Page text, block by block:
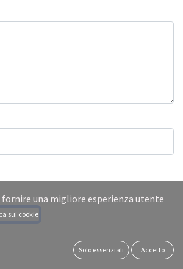
fornire una migliore esperienza utente
sui cookie
Solo essenziali Accetto